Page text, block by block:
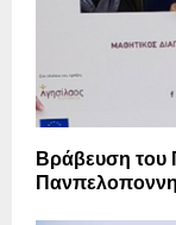
Βράβευση του